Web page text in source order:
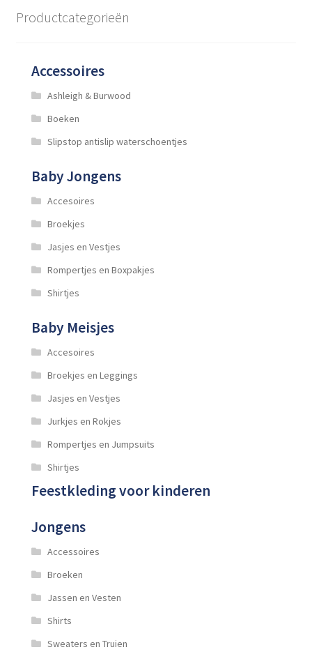
Productcategorieën
Accessoires
Ashleigh & Burwood
Boeken
Slipstop antislip waterschoentjes
Baby Jongens
Accesoires
Broekjes
Jasjes en Vestjes
Rompertjes en Boxpakjes
Shirtjes
Baby Meisjes
Accesoires
Broekjes en Leggings
Jasjes en Vestjes
Jurkjes en Rokjes
Rompertjes en Jumpsuits
Shirtjes
Feestkleding voor kinderen
Jongens
Accessoires
Broeken
Jassen en Vesten
Shirts
Sweaters en Truien